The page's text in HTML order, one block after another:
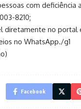
com deficiência
8210;
diretamente no portal
no WhatsApp./g1
Facebook